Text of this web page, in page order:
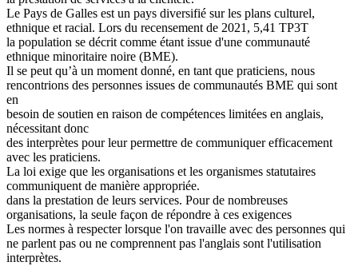
Le Pays de Galles est un pays diversifié sur les plans culturel,
ethnique et racial. Lors du recensement de 2021, 5,41 TP3T
la population se décrit comme étant issue d'une communauté
ethnique minoritaire noire (BME).
Il se peut qu’à un moment donné, en tant que praticiens, nous
rencontrions des personnes issues de communautés BME qui sont
en
besoin de soutien en raison de compétences limitées en anglais,
nécessitant donc
des interprètes pour leur permettre de communiquer efficacement
avec les praticiens.
La loi exige que les organisations et les organismes statutaires
communiquent de manière appropriée.
dans la prestation de leurs services. Pour de nombreuses
organisations, la seule façon de répondre à ces exigences
Les normes à respecter lorsque l'on travaille avec des personnes qui
ne parlent pas ou ne comprennent pas l'anglais sont l'utilisation
interprètes.